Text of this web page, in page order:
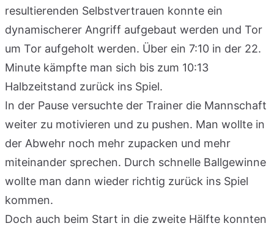
resultierenden Selbstvertrauen konnte ein
dynamischerer Angriff aufgebaut werden und Tor
um Tor aufgeholt werden. Über ein 7:10 in der 22.
Minute kämpfte man sich bis zum 10:13
Halbzeitstand zurück ins Spiel.
In der Pause versuchte der Trainer die Mannschaft
weiter zu motivieren und zu pushen. Man wollte in
der Abwehr noch mehr zupacken und mehr
miteinander sprechen. Durch schnelle Ballgewinne
wollte man dann wieder richtig zurück ins Spiel
kommen.
Doch auch beim Start in die zweite Hälfte konnten